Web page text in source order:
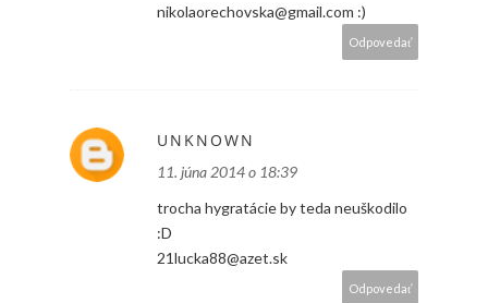
nikolaorechovska@gmail.com :)
Odpovedať
UNKNOWN
11. júna 2014 o 18:39
trocha hygratácie by teda neuškodilo
:D
21lucka88@azet.sk
Odpovedať